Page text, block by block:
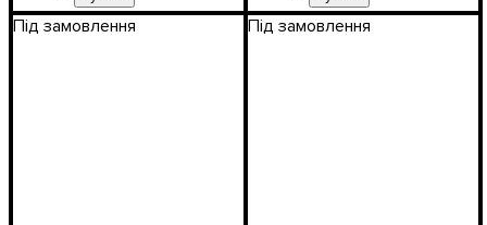
Під замовлення Під замовлення